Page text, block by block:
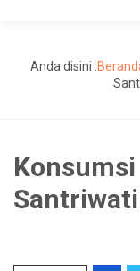
Anda disini :
Santriwati